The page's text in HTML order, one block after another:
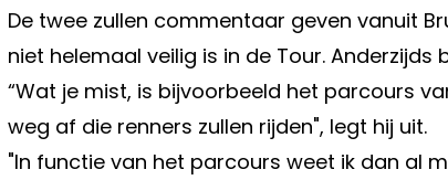
De twee zullen commentaar geven vanuit
niet helemaal veilig is in de Tour. Anderzijds
“Wat je mist, is bijvoorbeeld het parcours
weg af die renners zullen rijden", legt hij uit.
"In functie van het parcours weet ik dan al